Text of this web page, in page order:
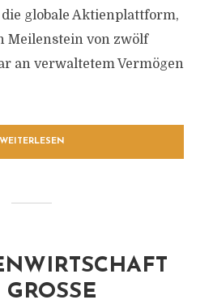
globale Aktienplattform,
Meilenstein von zwölf
an verwaltetem Vermögen
WEITERLESEN
U